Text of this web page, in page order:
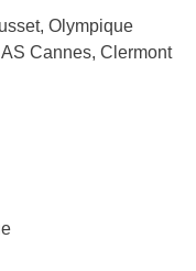
Olympique
Cannes, Clermont